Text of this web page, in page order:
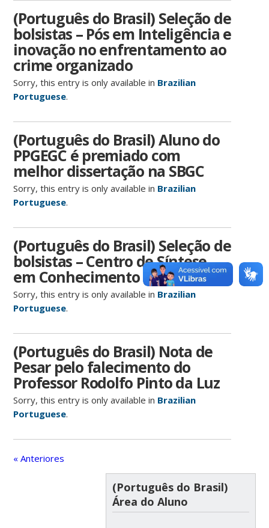
(Português do Brasil) Seleção de
bolsistas – Pós em Inteligência e
inovação no enfrentamento ao
crime organizado
Sorry, this entry is only available in Brazilian
Portuguese.
(Português do Brasil) Aluno do
PPGEGC é premiado com
melhor dissertação na SBGC
Sorry, this entry is only available in Brazilian
Portuguese.
(Português do Brasil) Seleção de
bolsistas – Centro de Síntese
em Conhecimento
Sorry, this entry is only available in Brazilian
Portuguese.
(Português do Brasil) Nota de
Pesar pelo falecimento do
Professor Rodolfo Pinto da Luz
Sorry, this entry is only available in Brazilian
Portuguese.
« Anteriores
(Português do Brasil)
Área do Aluno